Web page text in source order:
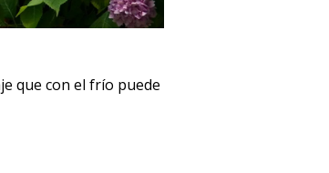
que con el frío puede